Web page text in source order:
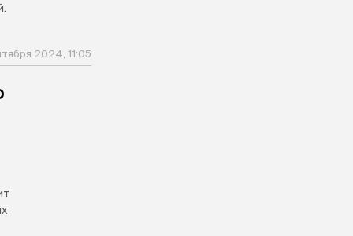
2024, 11:05